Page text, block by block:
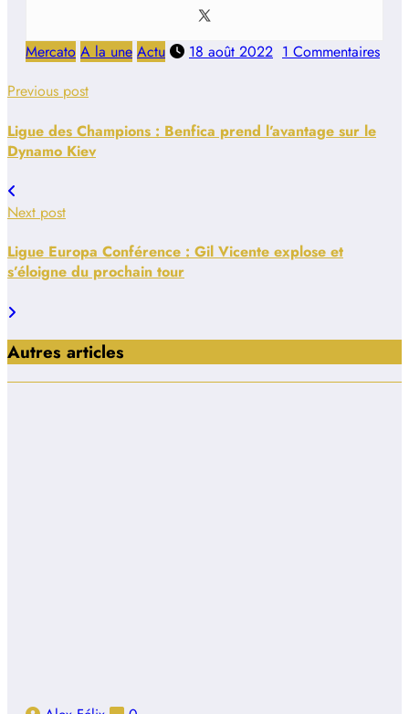
Mercato A la une Actu 18 août 2022 1 Commentaires
Previous post
Ligue des Champions : Benfica prend l’avantage sur le
Dynamo Kiev
Next post
Ligue Europa Conférence : Gil Vicente explose et
s’éloigne du prochain tour
Autres articles